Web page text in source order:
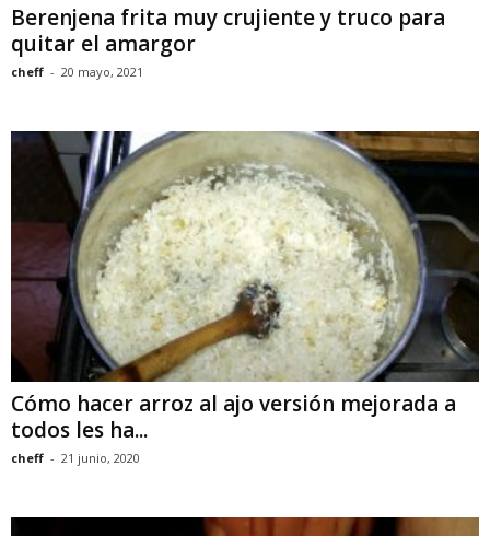
Berenjena frita muy crujiente y truco para
quitar el amargor
cheff - 20 mayo, 2021
Cómo hacer arroz al ajo versión mejorada a
todos les ha...
cheff - 21 junio, 2020